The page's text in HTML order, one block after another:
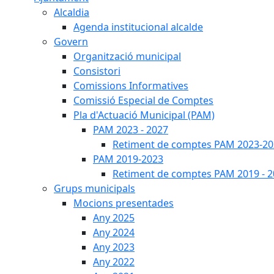
Alcaldia
Agenda institucional alcalde
Govern
Organització municipal
Consistori
Comissions Informatives
Comissió Especial de Comptes
Pla d'Actuació Municipal (PAM)
PAM 2023 - 2027
Retiment de comptes PAM 2023-
PAM 2019-2023
Retiment de comptes PAM 2019 -
Grups municipals
Mocions presentades
Any 2025
Any 2024
Any 2023
Any 2022